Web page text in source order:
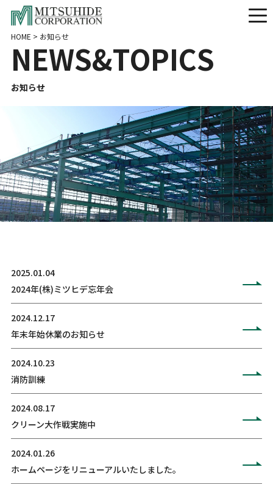
HOME > お知らせ
NEWS&TOPICS
お知らせ
2025.01.04
2024年(株)ミツヒデ忘年会
2024.12.17
年末年始休業のお知らせ
2024.10.23
消防訓練
2024.08.17
クリーン大作戦実施中
2024.01.26
ホームページをリニューアルいたしました。